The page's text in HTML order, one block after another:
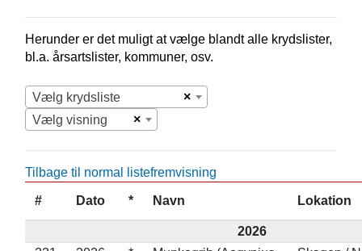
Herunder er det muligt at vælge blandt alle krydslister,
bl.a. årsartslister, kommuner, osv.
×
Vælg krydsliste
×
Vælg visning
Tilbage til normal listefremvisning
# Dato * Navn Lokation
2026